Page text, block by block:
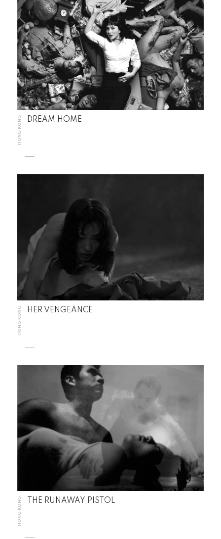
HONG KONG DREAM HOME
HONG KONG HER VENGEANCE
HONG KONG THE RUNAWAY PISTOL